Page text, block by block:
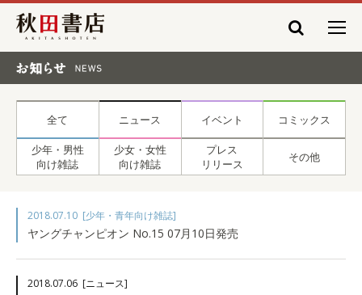
秋田書店
全て ニュース イベント コミックス
少年・男性
向け雑誌
少女・女性
向け雑誌
プレス
リリース
その他
2018.07.10 [少年・青年向け雑誌]
ヤングチャンピオン No.15 07月10日発売
2018.07.06 [ニュース]